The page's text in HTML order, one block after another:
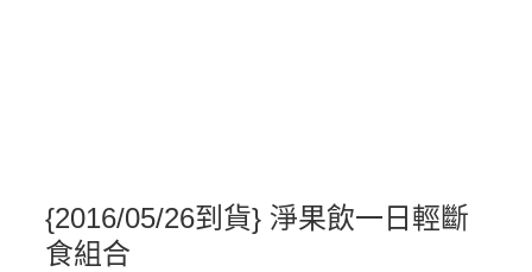
{2016/05/26到貨} 淨果飲一日輕斷
食組合